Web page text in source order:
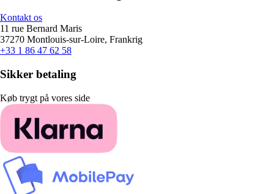
Kontakt os
11 rue Bernard Maris
37270 Montlouis-sur-Loire, Frankrig
+33 1 86 47 62 58
Sikker betaling
Køb trygt på vores side